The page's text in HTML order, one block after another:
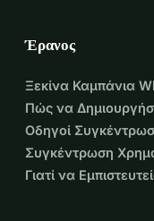
Έρανος
Ξεκίνα Καμπάνια
Πώς να
Οδηγοί
Συγκέντρωση
Γιατί να